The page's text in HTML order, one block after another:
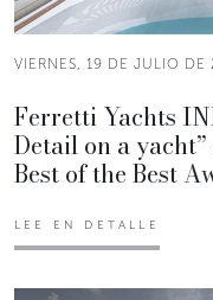
VIERNES, 19 DE JULIO DE
Ferretti Yachts
Detail on a
Best of the Best
LEE EN DETALLE